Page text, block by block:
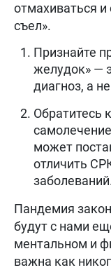
отмахиваться и
съел».
Признайте
желудок» —
диагноз, а
Обратитесь
может
отличить
Пандемия
будут с нами
ментальном и
важна как